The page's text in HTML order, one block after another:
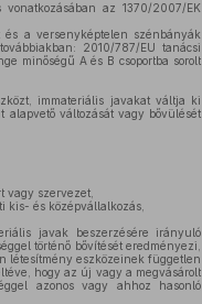
vonatkozásában az 1370/2007/EK
a versenyképtelen szénbányák
2010/787/EU tanácsi
minőségű A és B csoportba sorolt
immateriális javakat váltja ki
változását vagy bővülését
vagy szervezet,
kis- és középvállalkozás,
javak beszerzésére irányuló
történő bővítését eredményezi,
létesítmény eszközeinek független
hogy az új vagy a megvásárolt
azonos vagy ahhoz hasonló